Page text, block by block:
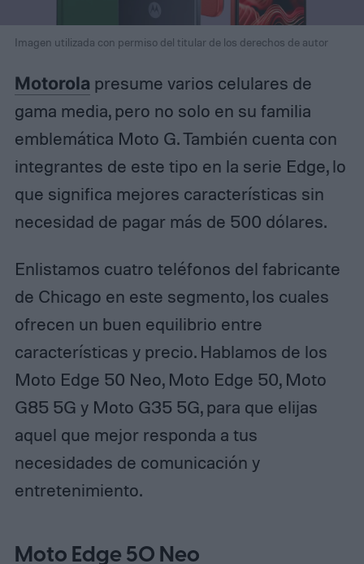
Imagen utilizada con permiso del titular de los derechos de autor
Motorola presume varios celulares de
gama media, pero no solo en su familia
emblemática Moto G. También cuenta con
integrantes de este tipo en la serie Edge, lo
que significa mejores características sin
necesidad de pagar más de 500 dólares.
Enlistamos cuatro teléfonos del fabricante
de Chicago en este segmento, los cuales
ofrecen un buen equilibrio entre
características y precio. Hablamos de los
Moto Edge 50 Neo, Moto Edge 50, Moto
G85 5G y Moto G35 5G, para que elijas
aquel que mejor responda a tus
necesidades de comunicación y
entretenimiento.
Moto Edge 50 Neo